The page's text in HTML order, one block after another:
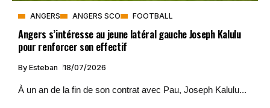
ANGERS ANGERS SCO FOOTBALL
Angers s’intéresse au jeune latéral gauche Joseph Kalulu
pour renforcer son effectif
By Esteban 18/07/2026
À un an de la fin de son contrat avec Pau, Joseph Kalulu...